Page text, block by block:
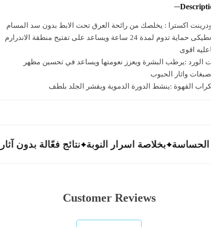
اكسترا : يخلصك من رائحة العرق تحت الابط بدون سد المسام
ويعطيكى حماية تدوم لمدة 24 ساعة ويساعد على تفتيح منطقة الاندرارم
اقوى
الورد :يرطب البشرة ويعزز نعومتها ويساعد في تحسين مظهر
واثار الحبوب
القهوة :ينشط الدورة الدموية ويقشر الجلد بلطف
بخلاصة اسرار النوبة نتائج فعّالة بدون آثار بخلاصة اسرار النوبة نتائج فعّالة بدون آثار بخلاصة اسرار النوبة نتائج فعّالة بدون آثار
Customer Reviews